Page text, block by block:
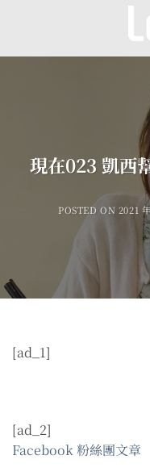
現在023 凱西
POSTED ON 2021
[ad_1]
[ad_2]
Facebook 粉絲團文章